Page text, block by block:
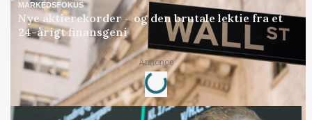
MARKEDSFOKUS
Nye aktierekorder – og den brutale lektie fra et
24-årigt finansgeni
Annonce
Loading...